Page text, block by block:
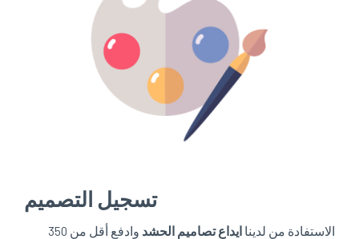
تسجيل التصميم
الاستفادة من لدينا ايداع تصاميم الحشد
وادفع أقل من 350